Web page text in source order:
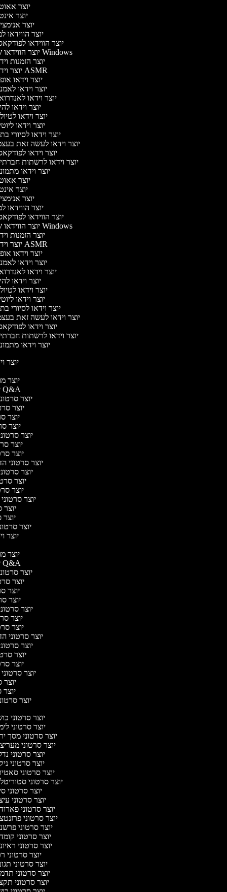
יוצר
יוצר
יוצר
יוצר הווידאו
יוצר הווידאו
יוצר הווידאו של Windows
יוצר הזמנות
יוצר וידאו ASMR
יוצר וידאו
יוצר וידאו
יוצר וידאו
יוצר וידאו
יוצר וידאו
יוצר וידאו
יוצר וידאו לסיורי
יוצר וידאו לעשה זאת
יוצר וידאו
יוצר וידאו לרשתות
יוצר וידאו
יוצר
יוצר
יוצר
יוצר הווידאו
יוצר הווידאו
יוצר הווידאו של Windows
יוצר הזמנות
יוצר וידאו ASMR
יוצר וידאו
יוצר וידאו
יוצר וידאו
יוצר וידאו
יוצר וידאו
יוצר וידאו
יוצר וידאו לסיורי
יוצר וידאו לעשה זאת
יוצר וידאו
יוצר וידאו לרשתות
יוצר וידאו
יוצר
יוצר
יוצר סרטוני Q&A
יוצר
יוצר
יוצר
יוצר
יוצר
יוצר
יוצר
יוצר סרטוני
יוצר
יוצר
יוצר
יוצר
יוצר
יוצר
יוצר
יוצר
יוצר
יוצר סרטוני Q&A
יוצר
יוצר
יוצר
יוצר
יוצר
יוצר
יוצר
יוצר סרטוני
יוצר
יוצר
יוצר
יוצר
יוצר
יוצר
יוצר
יוצר סרטוני
יוצר סרטוני
יוצר סרטוני מסך
יוצר סרטוני
יוצר סרטוני
יוצר סרטוני
יוצר סרטוני
יוצר סרטוני
יוצר סרטוני
יוצר סרטוני
יוצר סרטוני
יוצר סרטוני
יוצר סרטוני
יוצר סרטוני
יוצר סרטוני
יוצר סרטוני
יוצר סרטוני
יוצר סרטוני
יוצר סרטוני